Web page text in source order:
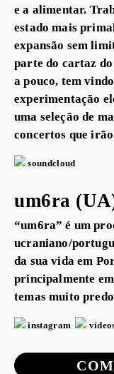
e a alimentar.
estado mais
expansão sem
parte do cartaz
a pouco, tem
experimentação
uma seleção de
concertos que
soundcloud
um6ra
“um6ra” é um
ucraniano/
da sua vida em
principalmente
temas muito
instagram